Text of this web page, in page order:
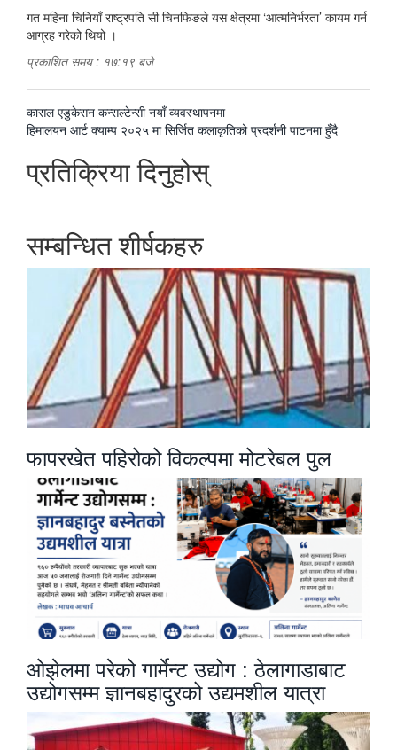
गत महिना चिनियाँ राष्ट्रपति सी चिनफिङले यस क्षेत्रमा ‘आत्मनिर्भरता’ कायम गर्न
आग्रह गरेको थियो ।
प्रकाशित समय : १७:१९ बजे
पछिल्लाे
-
कासल एडुकेसन कन्सल्टेन्सी नयाँ व्यवस्थापनमा
अघिल्लाे
हिमालयन आर्ट क्याम्प २०२५ मा सिर्जित कलाकृतिको प्रदर्शनी पाटनमा हुँदै
प्रतिक्रिया दिनुहोस्
सम्बन्धित शीर्षकहरु
फापरखेत पहिरोको विकल्पमा मोटरेबल पुल
ओझेलमा परेको गार्मेन्ट उद्योग : ठेलागाडाबाट
उद्योगसम्म ज्ञानबहादुरको उद्यमशील यात्रा